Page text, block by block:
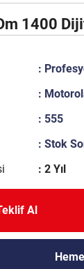
1400
:
:
: 555
: Stok
: 2 Yıl
Al